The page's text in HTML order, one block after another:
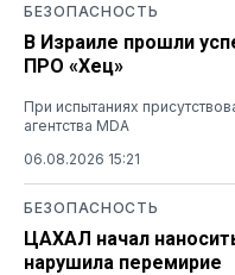
БЕЗОПАСНОСТЬ
В Израиле прошли
ПРО «Хец»
При испытаниях
агентства MDA
06.08.2026 15:21
БЕЗОПАСНОСТЬ
ЦАХАЛ начал
нарушила перемирие